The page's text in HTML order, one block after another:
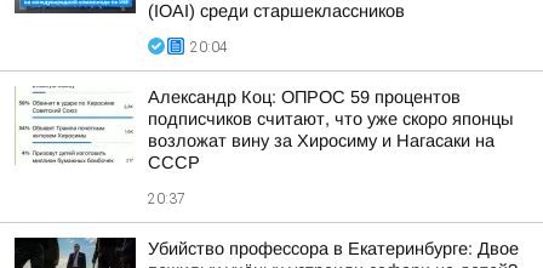
(IOAI) среди старшеклассников
20:04
Александр Коц: ОПРОС 59 процентов
подписчиков считают, что уже скоро японцы
возложат вину за Хиросиму и Нагасаки на
СССР
20:37
Убийство профессора в Екатеринбурге: Двое